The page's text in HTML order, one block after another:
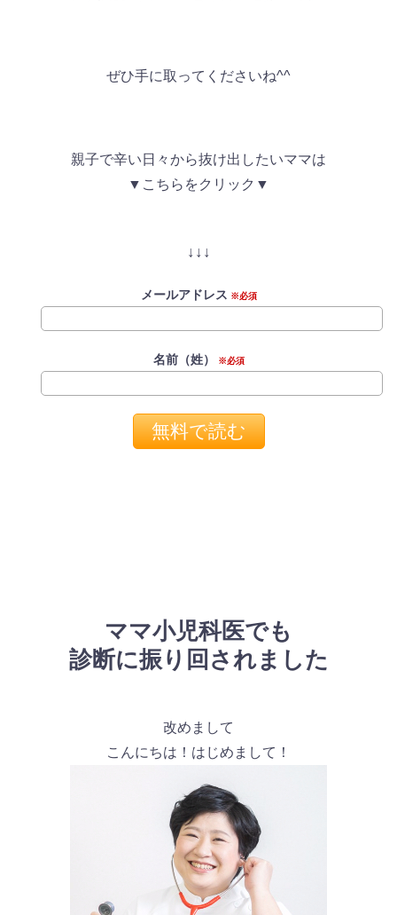
ぜひ手に取ってくださいね^^
親子で辛い日々から抜け出したいママは
▼こちらをクリック▼
↓↓↓
メールアドレス ※必須
名前（姓） ※必須
ママ小児科医でも
診断に振り回されました
改めまして
こんにちは！はじめまして！